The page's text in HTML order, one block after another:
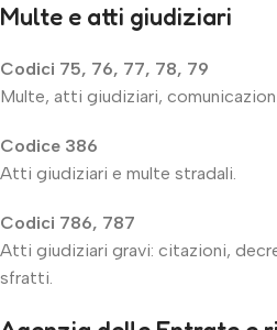
Multe e atti giudiziari
Codici 75, 76, 77, 78, 79
Multe, atti giudiziari,
Codice 386
Atti giudiziari e multe stradali.
Codici 786, 787
Atti giudiziari gravi: citazioni,
sfratti.